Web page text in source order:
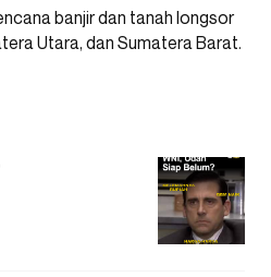
banjir dan tanah longsor
Utara, dan Sumatera Barat.